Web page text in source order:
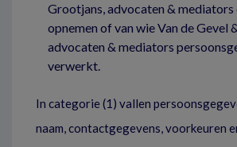
Grootjans, advocaten &
opnemen of van wie Van de Gevel
advocaten & mediators
verwerkt.
In categorie (1) vallen
naam, contactgegevens, voorkeuren